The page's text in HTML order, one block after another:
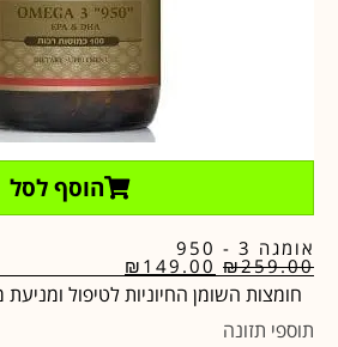
הוסף לסל
אומגה 3 - 950
₪259.00
₪ 149.00
חומצות השומן החיוניות לטיפול
תוספי תזונה